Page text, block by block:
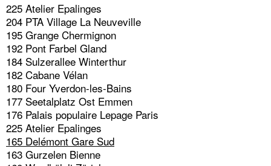
225 Atelier Epalinges
204 PTA Village La Neuveville
195 Grange Chermignon
192 Pont Farbel Gland
184 Sulzerallee Winterthur
182 Cabane Vélan
180 Four Yverdon-les-Bains
177 Seetalplatz Ost Emmen
176 Palais populaire Lepage Paris
225 Atelier Epalinges
165 Delémont Gare Sud
163 Gurzelen Bienne